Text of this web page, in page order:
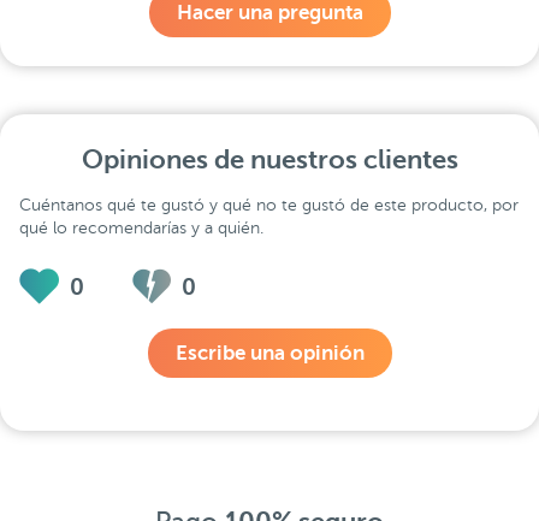
Hacer una pregunta
Opiniones de nuestros clientes
Cuéntanos qué te gustó y qué no te gustó de este producto, por
qué lo recomendarías y a quién.
0 0
Escribe una opinión